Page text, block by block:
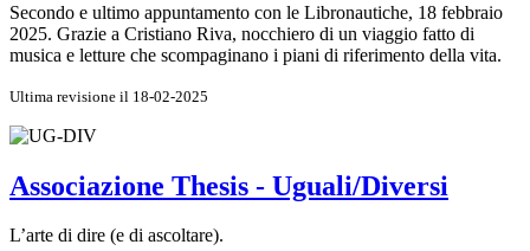
Secondo e ultimo appuntamento con le Libronautiche, 18 febbraio
2025. Grazie a Cristiano Riva, nocchiero di un viaggio fatto di
musica e letture che scompaginano i piani di riferimento della vita.
Ultima revisione il 18-02-2025
Associazione Thesis - Uguali/Diversi
L’arte di dire (e di ascoltare).